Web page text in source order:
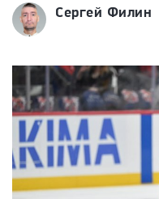
Сергей Филин